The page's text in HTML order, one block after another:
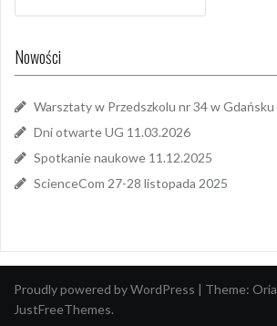
Nowości
Warsztaty w Przedszkolu nr 34 w Gdańsku
Dni otwarte UG 11.03.2026
Spotkanie naukowe 11.12.2025
ScienceCom 27-28 listopada 2025
Proudly powered by WordPress | Theme: Oria
JustFreeThemes.